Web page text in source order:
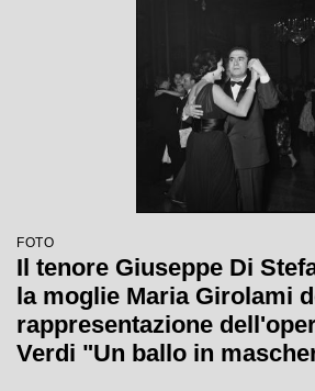
FOTO
Il tenore Giuseppe Di
la moglie Maria Girolami
rappresentazione
Verdi "Un ballo in